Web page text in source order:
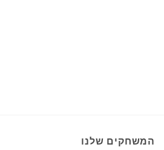
המשחקים שלנו